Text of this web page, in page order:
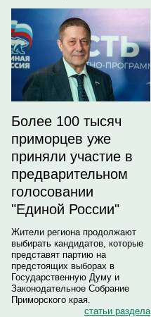
Более 100 тысяч
приморцев уже
приняли участие в
предварительном
голосовании
"Единой России"
Жители региона продолжают
выбирать кандидатов, которые
представят партию на
предстоящих выборах в
Государственную Думу и
Законодательное Собрание
Приморского края.
статьи раздела